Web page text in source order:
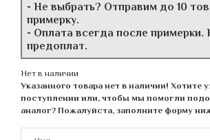
- Не выбрать? Отправим до 10
примерку.
- Оплата всегда после примерки.
предоплат.
Нет в наличии
Указанного товара нет в наличии! Хотите
поступлении или, чтобы мы помогли
аналог? Пожалуйста, заполните форму